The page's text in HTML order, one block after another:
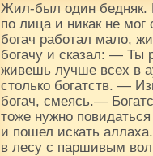
Жил-был один бедняк.
по лица и никак не
богач работал мало,
богачу и сказал: — Ты
живешь лучше всех в
столько богатств. —
богач, смеясь.—
тоже нужно
и пошел искать
в лесу с паршивым